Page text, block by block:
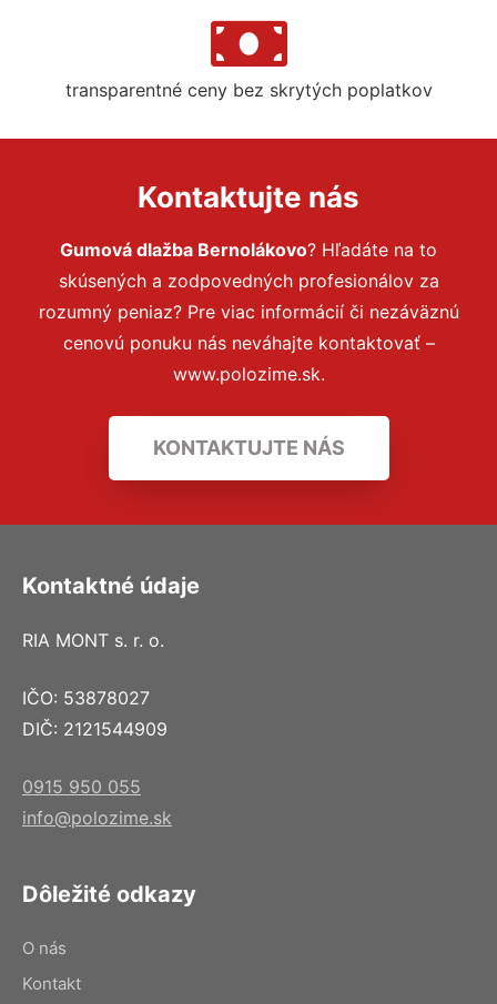
transparentné ceny bez skrytých poplatkov
Kontaktujte nás
Gumová dlažba Bernolákovo? Hľadáte na to
skúsených a zodpovedných profesionálov za
rozumný peniaz? Pre viac informácií či nezáväznú
cenovú ponuku nás neváhajte kontaktovať –
www.polozime.sk.
KONTAKTUJTE NÁS
Kontaktné údaje
RIA MONT s. r. o.
IČO: 53878027
DIČ: 2121544909
0915 950 055
info@polozime.sk
Dôležité odkazy
O nás
Kontakt